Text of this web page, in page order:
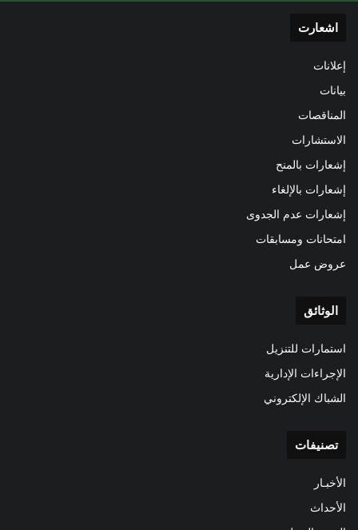
اشعارت
إعلانات
بيانات
المناقصات
الاستشارات
إشعارات بالمنح
إشعارات بالإلغاء
إشعارات عدم الجدوى
امتحانات ومسابقات
عروض عمل
الوثائق
استمارات للتنزيل
الإجراءات الإدارية
الشباك الإلكتروني
تصنيفات
الأخبـار
الأحداث